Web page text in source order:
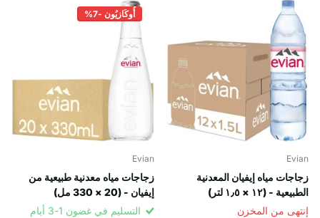
Evian
زجاجات مياه إيفيان المعدنية
الطبيعية - (١٢ × ١٫٥ لتر)
إنتهى من المخزن
أُوكَازيُون -7%
Evian
زجاجات مياه معدنية طبيعية من
إيفيان - (20 × 330 مل)
التسليم في غضون 1-3 أيام